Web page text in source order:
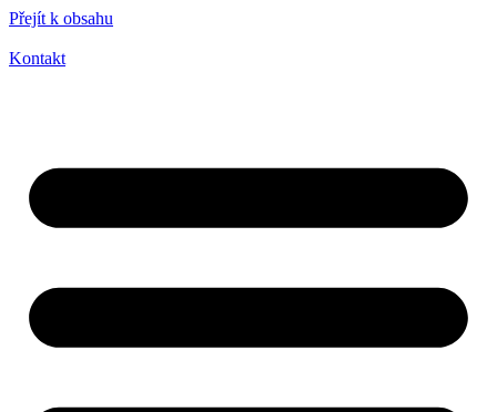
Přejít k obsahu
Kontakt